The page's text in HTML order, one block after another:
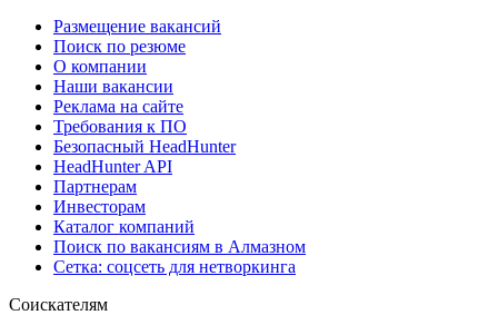
Размещение вакансий
Поиск по резюме
О компании
Наши вакансии
Реклама на сайте
Требования к ПО
Безопасный HeadHunter
HeadHunter API
Партнерам
Инвесторам
Каталог компаний
Поиск по вакансиям в Алмазном
Сетка: соцсеть для нетворкинга
Соискателям